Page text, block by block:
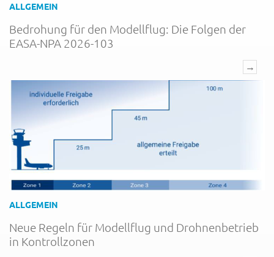
ALLGEMEIN
Bedrohung für den Modellflug: Die Folgen der
EASA-NPA 2026-103
→
ALLGEMEIN
Neue Regeln für Modellflug und Drohnenbetrieb
in Kontrollzonen